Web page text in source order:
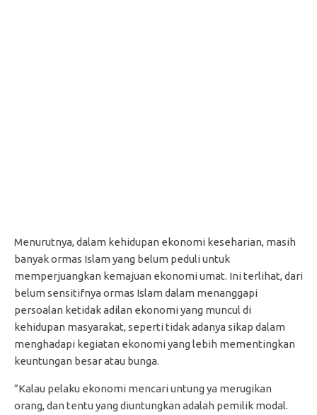
Menurutnya, dalam kehidupan ekonomi keseharian, masih
banyak ormas Islam yang belum peduli untuk
memperjuangkan kemajuan ekonomi umat. Ini terlihat, dari
belum sensitifnya ormas Islam dalam menanggapi
persoalan ketidak adilan ekonomi yang muncul di
kehidupan masyarakat, seperti tidak adanya sikap dalam
menghadapi kegiatan ekonomi yang lebih mementingkan
keuntungan besar atau bunga.
”Kalau pelaku ekonomi mencari untung ya merugikan
orang, dan tentu yang diuntungkan adalah pemilik modal.